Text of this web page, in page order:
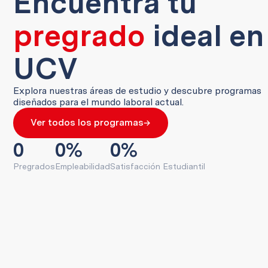
pregrado ideal
UCV
Explora nuestras áreas de estudio y descubre programas
diseñados para el mundo laboral actual.
Ver todos los programas→
0
Pregrados
0%
Empleabilidad
0%
Satisfacción Estudiantil